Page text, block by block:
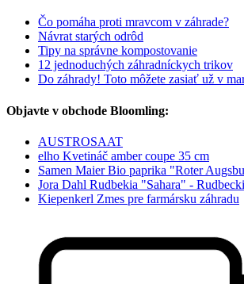
Čo pomáha proti mravcom v záhrade?
Návrat starých odrôd
Tipy na správne kompostovanie
12 jednoduchých záhradníckych trikov
Do záhrady! Toto môžete zasiať už v
Objavte v obchode Bloomling:
AUSTROSAAT
elho Kvetináč amber coupe 35 cm
Samen Maier Bio paprika "Roter
Jora Dahl Rudbekia "Sahara" -
Kiepenkerl Zmes pre farmársku záhradu